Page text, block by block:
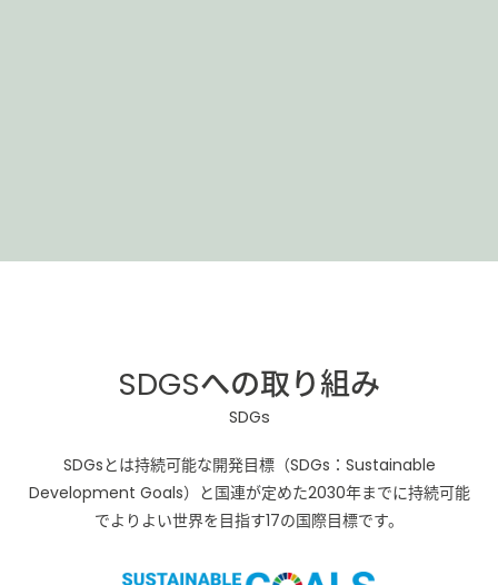
SDGSへの取り組み
SDGs
SDGsとは持続可能な開発目標（SDGs：Sustainable
Development Goals）と国連が定めた2030年までに持続可能
でよりよい世界を目指す17の国際目標です。